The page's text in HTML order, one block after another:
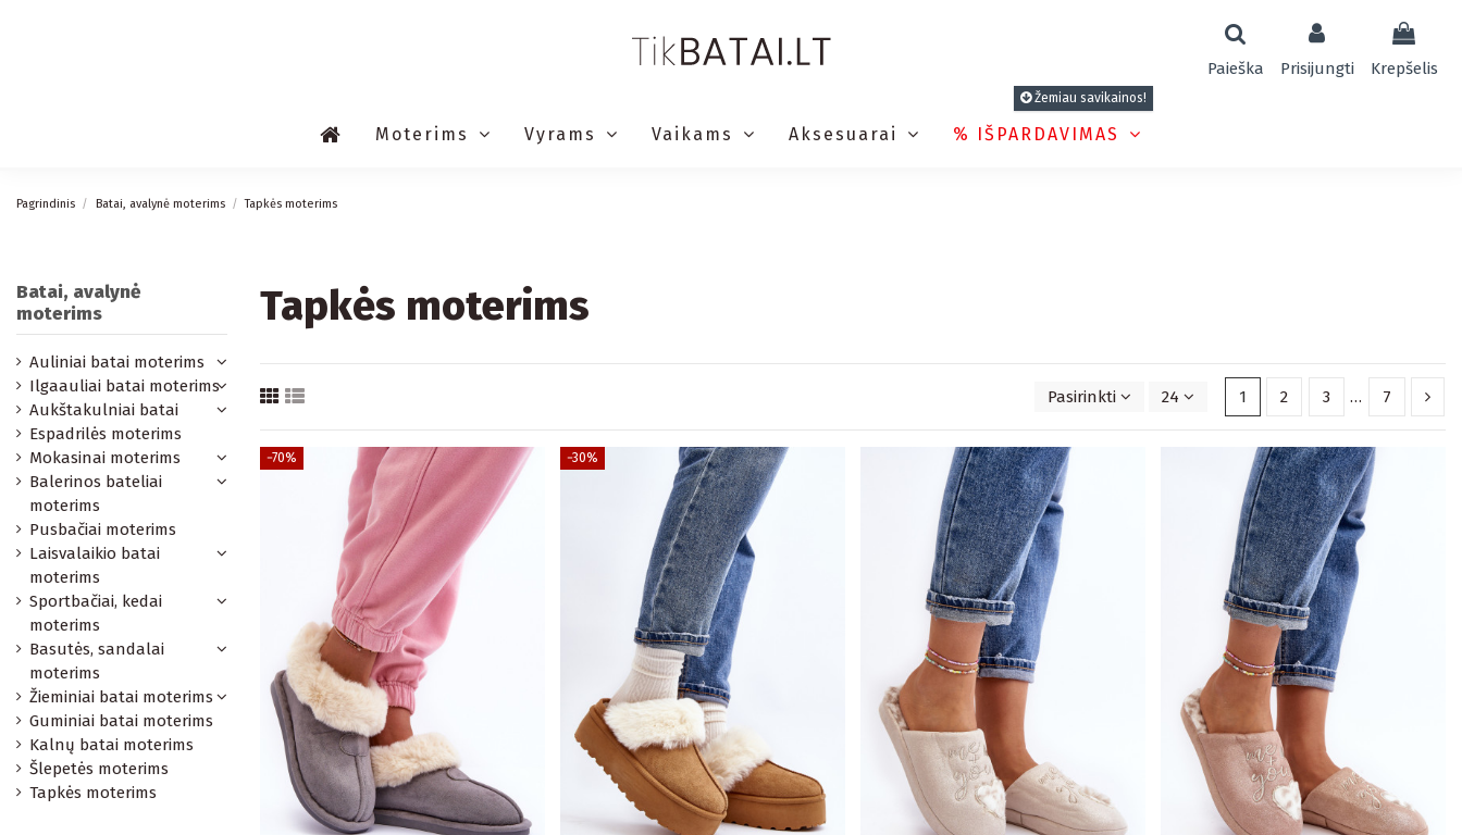
Paieška Prisijungti Krepšelis
Moterims Vyrams Vaikams Aksesuarai % IŠPARDAVIMAS
Žemiau savikainos!
Pagrindinis Batai, avalynė moterims Tapkės moterims
Tapkės moterims
Pasirinkti 24 1 2 3 … 7
−70% −30%
Batai, avalynė
moterims
Auliniai batai moterims
Ilgaauliai batai moterims
Aukštakulniai batai
Espadrilės moterims
Mokasinai moterims
Balerinos bateliai
moterims
Pusbačiai moterims
Laisvalaikio batai
moterims
Sportbačiai, kedai
moterims
Basutės, sandalai
moterims
Žieminiai batai moterims
Guminiai batai moterims
Kalnų batai moterims
Šlepetės moterims
Tapkės moterims